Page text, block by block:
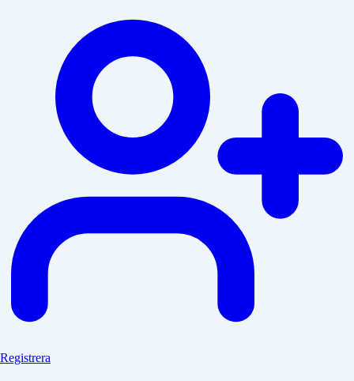
Registrera